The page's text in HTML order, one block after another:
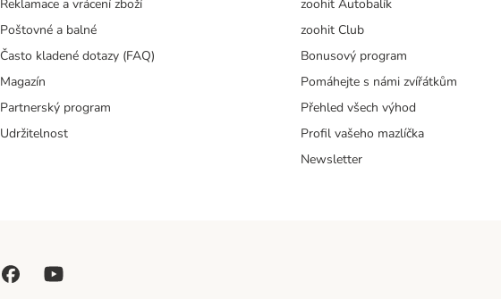
Reklamace a vrácení zboží
Poštovné a balné
Často kladené dotazy (FAQ)
Magazín
Partnerský program
Udržitelnost
zoohit Autobalík
zoohit Club
Bonusový program
Pomáhejte s námi zvířátkům
Přehled všech výhod
Profil vašeho mazlíčka
Newsletter